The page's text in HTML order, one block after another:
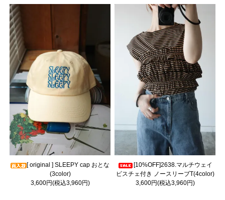
[ original ] SLEEPY cap おとな
(3color)
3,600円(税込3,960円)
[10%OFF]2638.マルチウェイ
ビスチェ付き ノースリーブT(4color)
3,600円(税込3,960円)